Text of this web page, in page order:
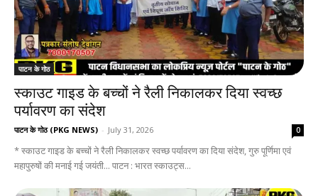
पाटन के गोठ
स्काउट गाइड के बच्चों ने रैली निकालकर दिया स्वच्छ
पर्यावरण का संदेश
पाटन के गोठ (PKG NEWS) - July 31, 2026 0
* स्काउट गाइड के बच्चों ने रैली निकालकर स्वच्छ पर्यावरण का दिया संदेश, गुरु पूर्णिमा एवं
महापुरुषों की मनाई गई जयंती... पाटन : भारत स्काउट्स...